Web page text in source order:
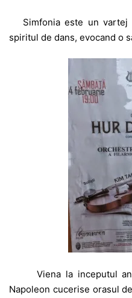
Simfonia este un vartej
spiritul de dans, evocand o
Viena la inceputul
Napoleon cucerise orasul